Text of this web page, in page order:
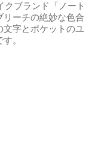
クブランド「ノート
リーチの絶妙な色合
文字とポケットのユ
。